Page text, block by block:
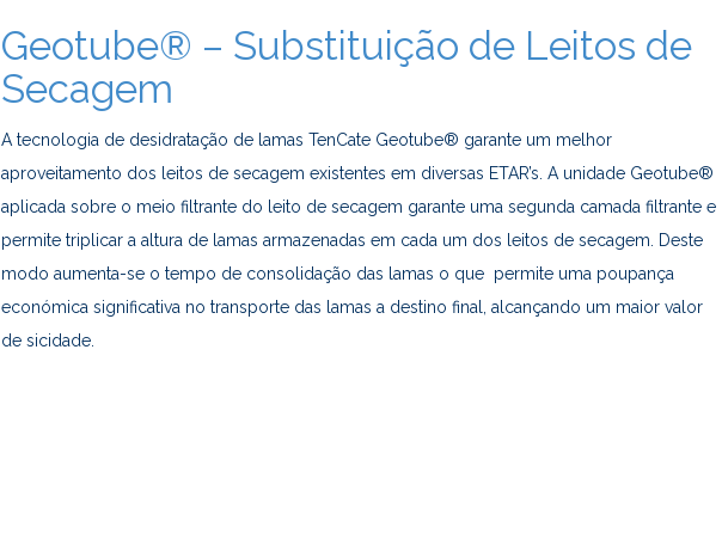
Geotube® – Substituição de Leitos de
Secagem
A tecnologia de desidratação de lamas TenCate Geotube® garante um melhor
aproveitamento dos leitos de secagem existentes em diversas ETAR’s. A unidade Geotube®
aplicada sobre o meio filtrante do leito de secagem garante uma segunda camada filtrante e
permite triplicar a altura de lamas armazenadas em cada um dos leitos de secagem. Deste
modo aumenta-se o tempo de consolidação das lamas o que permite uma poupança
económica significativa no transporte das lamas a destino final, alcançando um maior valor
de sicidade.